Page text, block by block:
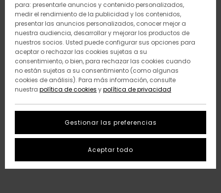
para: presentarle anuncios y contenido personalizados,
medir el rendimiento de la publicidad y los contenidos,
presentar las anuncios personalizados, conocer mejor a
nuestra audiencia, desarrollar y mejorar los productos de
nuestros socios. Usted puede configurar sus opciones para
aceptar o rechazar las cookies sujetas a su
consentimiento, o bien, para rechazar las cookies cuando
no están sujetas a su consentimiento (como algunas
cookies de análisis). Para más información, consulte
nuestra política de cookies ypolítica de privacidad
Gestionar las preferencias
Aceptar todo